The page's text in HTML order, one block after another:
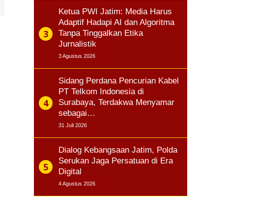
Ketua PWI Jatim: Media Harus
Adaptif Hadapi AI dan Algoritma
Tanpa Tinggalkan Etika
Jurnalistik
3 Agustus 2026
Sidang Perdana Pencurian Kabel
PT Telkom Indonesia di
Surabaya, Terdakwa Menyamar
sebagai…
31 Juli 2026
Dialog Kebangsaan Jatim, Polda
Serukan Jaga Persatuan di Era
Digital
4 Agustus 2026